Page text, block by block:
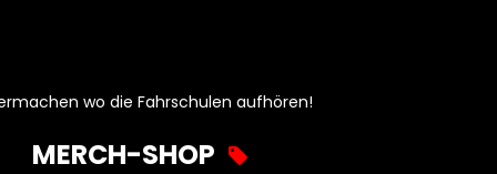
wo die Fahrschulen aufhören!
MERCH-SHOP